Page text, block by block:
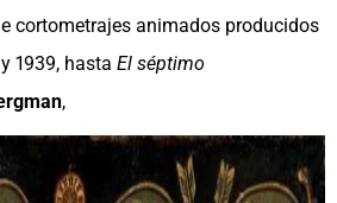
cortometrajes animados producidos
1939, hasta El séptimo
,